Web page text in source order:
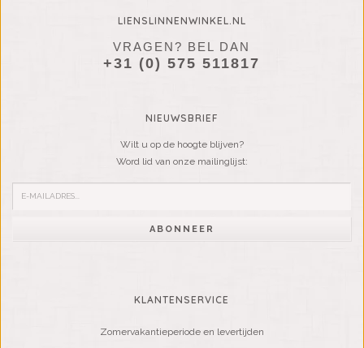
LIENSLINNENWINKEL.NL
VRAGEN? BEL DAN
+31 (0) 575 511817
NIEUWSBRIEF
Wilt u op de hoogte blijven?
Word lid van onze mailinglijst:
ABONNEER
KLANTENSERVICE
Zomervakantieperiode en levertijden